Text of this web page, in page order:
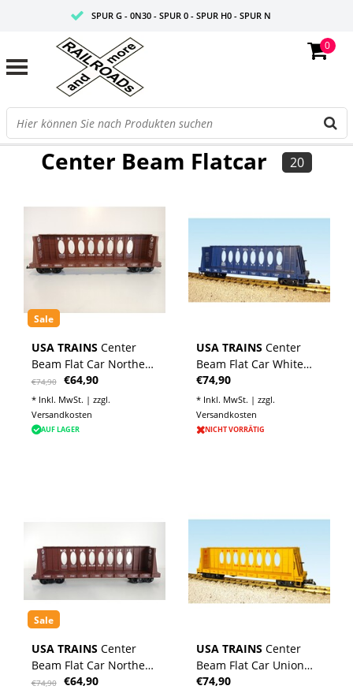
SPUR G - 0N30 - SPUR 0 - SPUR H0 - SPUR N
0
FILTER
Center Beam Flatcar 20
Sale
USA TRAINS Center
Beam Flat Car Northern
Pacific (ohne Ladung)
mit kleineren Mängeln
€74,90 €64,90
* Inkl. MwSt. | zzgl.
Versandkosten
AUF LAGER
USA TRAINS Center
Beam Flat Car White
Pass (ohne Ladung)
€74,90
* Inkl. MwSt. | zzgl.
Versandkosten
NICHT VORRÄTIG
Sale
USA TRAINS Center
Beam Flat Car Northern
Pacific (ohne Ladung)
€74,90 €64,90
USA TRAINS Center
Beam Flat Car Union
Pacific (ohne Ladung)
€74,90